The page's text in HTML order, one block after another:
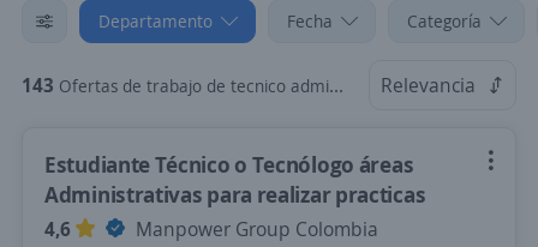
Departamento Fecha Categoría
143 Ofertas de trabajo de tecnico administrativo en Casanare Relevancia
Estudiante Técnico o Tecnólogo áreas
Administrativas para realizar practicas
4,6
Manpower Group Colombia